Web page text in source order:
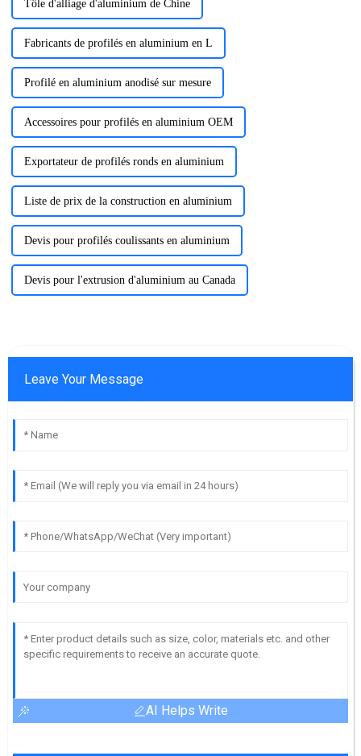
Tôle d'alliage d'aluminium de Chine
Fabricants de profilés en aluminium en L
Profilé en aluminium anodisé sur mesure
Accessoires pour profilés en aluminium OEM
Exportateur de profilés ronds en aluminium
Liste de prix de la construction en aluminium
Devis pour profilés coulissants en aluminium
Devis pour l'extrusion d'aluminium au Canada
Leave Your Message
AI Helps Write